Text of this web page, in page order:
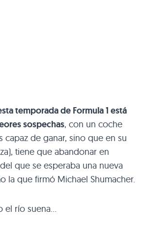
temporada de Formula 1 está
sospechas, con un coche
capaz de ganar, sino que en su
tiene que abandonar en
que se esperaba una nueva
la que firmó Michael Shumacher.
el río suena…